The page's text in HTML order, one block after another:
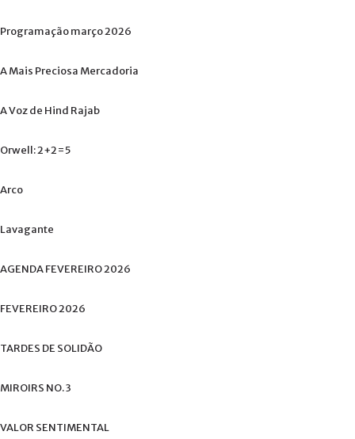
Programaçãomarço2026
AMais Preciosa Mercadoria
AVozde Hind Rajab
Orwell:2+2=5
Arco
Lavagante
AGENDAFEVEREIRO2026
FEVEREIRO2026
TARDES DE SOLIDÃO
MIROIRS NO.3
VALOR SENTIMENTAL